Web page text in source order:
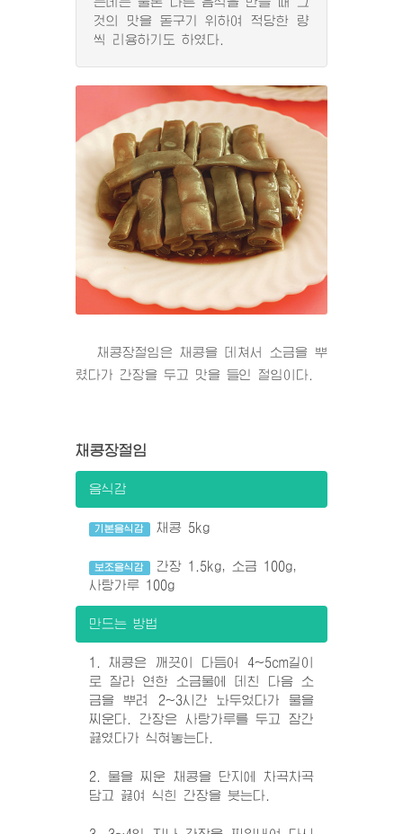
것의 맛을 돋구기 위하여 적당한 량
씩 리용하기도 하였다.
채콩장절임은 채콩을 데쳐서 소금을 뿌
렸다가 간장을 두고 맛을 들인 절임이다.
채콩장절임
음식감
기본음식감 채콩 5kg
보조음식감
간장 1.5kg, 소금 100g,
사탕가루 100g
만드는 방법
1. 채콩은 깨끗이 다듬어 4~5cm길이
로 잘라 연한 소금물에 데친 다음 소
금을 뿌려 2~3시간 놔두었다가 물을
찌운다. 간장은 사탕가루를 두고 잠간
끓였다가 식혀놓는다.
2. 물을 찌운 채콩을 단지에 차곡차곡
담고 끓여 식힌 간장을 붓는다.